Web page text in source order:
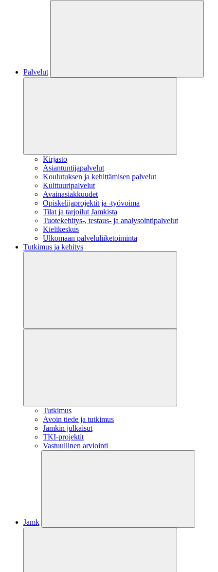
Palvelut
Kirjasto
Asiantuntijapalvelut
Koulutuksen ja kehittämisen palvelut
Kulttuuripalvelut
Avainasiakkuudet
Opiskelijaprojektit​ ja -työvoima
Tilat ja tarjoilut Jamkista
Tuotekehitys-, testaus- ja analysointipalvelut
Kielikeskus
Ulkomaan palveluliiketoiminta
Tutkimus ja kehitys
Tutkimus
Avoin tiede ja tutkimus
Jamkin julkaisut
TKI-projektit
Vastuullinen arviointi
Jamk